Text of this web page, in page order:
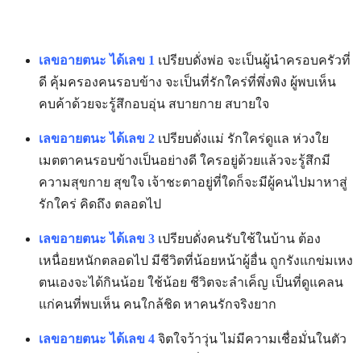
เลขอายตนะ ได้เลข 1 เปรียบดั่งพ่อ จะเป็นผู้นำครอบครัวที่
ดี คุ้มครองคนรอบข้าง จะเป็นที่รักใคร่ที่พึ่งพิง ผู้พบเห็น
คบค้าด้วยจะรู้สึกอบอุ่น สบายกาย สบายใจ
เลขอายตนะ ได้เลข 2 เปรียบดั่งแม่ รักใคร่ดูแล ห่วงใย
เมตตาคนรอบข้างเป็นอย่างดี ใครอยู่ด้วยแล้วจะรู้สึกมี
ความสุขกาย สุขใจ เจ้าชะตาอยู่ที่ใดก็จะมีผู้คนไปมาหาสู่
รักใคร่ คิดถึง ตลอดไป
เลขอายตนะ ได้เลข 3 เปรียบดั่งคนรับใช้ในบ้าน ต้อง
เหนื่อยหนักตลอดไป มีชีวิตที่น้อยหน้าผู้อื่น ถูกรังแกข่มเหง
ตนเองจะได้กินน้อย ใช้น้อย ชีวิตจะลำเค็ญ เป็นที่ดูแคลน
แก่คนที่พบเห็น คนใกล้ชิด หาคนรักจริงยาก
เลขอายตนะ ได้เลข 4 จิตใจว้าวุ่น ไม่มีความเชื่อมั่นในตัว